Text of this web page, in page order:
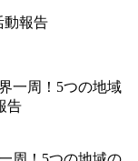
報告